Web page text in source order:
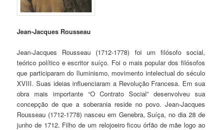
Jean-Jacques Rousseau
Jean-Jacques Rousseau (1712-1778) foi um filósofo social,
teórico político e escritor suíço. Foi o mais popular dos filósofos
que participaram do Iluminismo, movimento intelectual do século
XVIII. Suas ideias influenciaram a Revolução Francesa. Em sua
obra mais importante “O Contrato Social” desenvolveu sua
concepção de que a soberania reside no povo. Jean-Jacques
Rousseau (1712-1778) nasceu em Genebra, Suíça, no dia 28 de
junho de 1712. Filho de um relojoeiro ficou órfão de mãe logo ao